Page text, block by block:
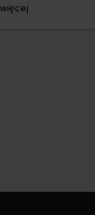
staje się